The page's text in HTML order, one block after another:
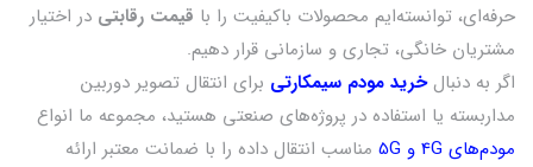
حرفه‌ای، توانسته‌ایم محصولات باکیفیت را با قیمت رقابتی در اختیار
مشتریان خانگی، تجاری و سازمانی قرار دهیم.
اگر به دنبالخرید مودم سیمکارتی برای انتقال تصویر دوربین
مداربسته یا استفاده در پروژه‌های صنعتی هستید، مجموعه ما انواع
مودم‌های 4G و 5G
مناسب انتقال داده را با ضمانت معتبر ارائه